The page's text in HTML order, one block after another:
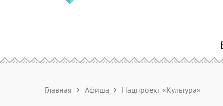
Главная Афиша Нацпроект «Культура»